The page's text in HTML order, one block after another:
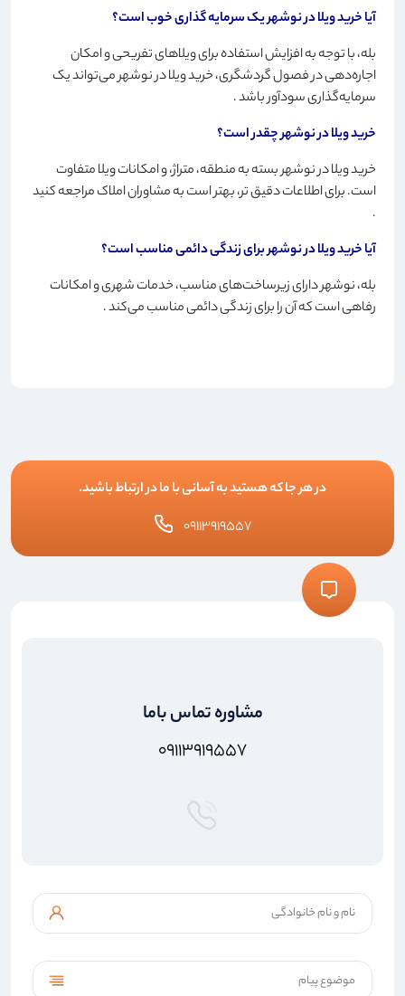
آیا خرید ویلا در نوشهر یک سرمایه گذاری خوب است؟
بله، با توجه به افزایش استفاده برای ویلاهای تفریحی و امکان
اجاره‌دهی در فصول گردشگری، خرید ویلا در نوشهر می‌تواند یک
سرمایه‌گذاری سودآور باشد.
خرید ویلا در نوشهر چقدر است؟
خرید ویلا در نوشهر بسته به منطقه، متراژ، و امکانات ویلا متفاوت
است. برای اطلاعات دقیق تر، بهتر است به مشاوران املاک مراجعه کنید
.
آیا خرید ویلا در نوشهر برای زندگی دائمی مناسب است؟
بله، نوشهر دارای زیرساخت‌های مناسب، خدمات شهری و امکانات
رفاهی است که آن را برای زندگی دائمی مناسب می‌کند.
در هر جا که هستید به آسانی با ما در ارتباط باشید.
۰۹۱۱۳۹۱۹۵۵۷
مشاوره تماس باما
۰۹۱۱۳۹۱۹۵۵۷